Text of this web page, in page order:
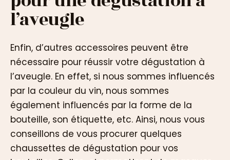
l’aveugle
Enfin, d’autres accessoires peuvent être
nécessaire pour réussir votre dégustation à
l’aveugle. En effet, si nous sommes influencés
par la couleur du vin, nous sommes
également influencés par la forme de la
bouteille, son étiquette, etc. Ainsi, nous vous
conseillons de vous procurer quelques
chaussettes de dégustation pour vos